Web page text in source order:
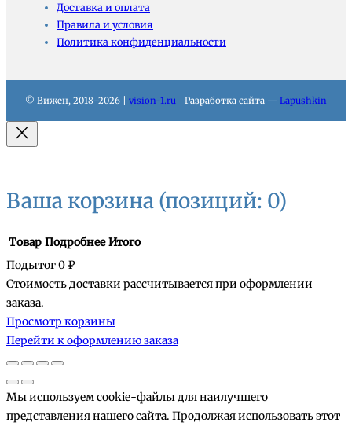
Доставка и оплата
Правила и условия
Политика конфиденциальности
© Вижен, 2018–2026 | vision-1.ru Разработка сайта — Lapushkin
Ваша корзина (позиций: 0)
Товары
в
корзине
Товар Подробнее Итого
Подытог0 ₽
Стоимость доставки рассчитывается при оформлении
заказа.
Просмотр корзины
Перейти к оформлению заказа
Мы используем cookie-файлы для наилучшего
представления нашего сайта. Продолжая использовать этот